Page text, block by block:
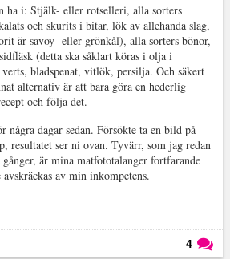
ha i: Stjälk- eller rotselleri, alla sorters
och skurits i bitar, lök av allehanda slag,
är savoy- eller grönkål), alla sorters bönor,
(detta ska såklart köras i olja i
bladspenat, vitlök, persilja. Och säkert
alternativ är att bara göra en hederlig
och följa det.
några dagar sedan. Försökte ta en bild på
resultatet ser ni ovan. Tyvärr, som jag redan
är mina matfototalanger fortfarande
av min inkompetens.
4